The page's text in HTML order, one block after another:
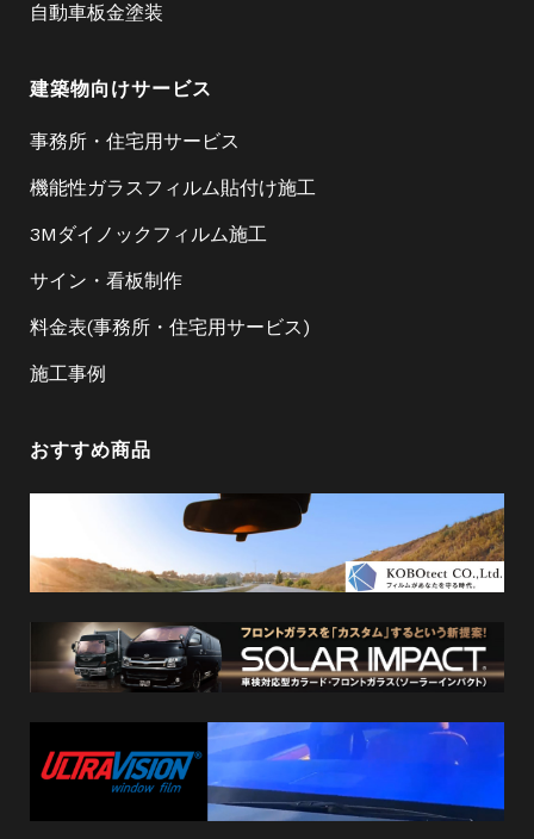
自動車板金塗装
建築物向けサービス
事務所・住宅用サービス
機能性ガラスフィルム貼付け施工
3Mダイノックフィルム施工
サイン・看板制作
料金表(事務所・住宅用サービス)
施工事例
おすすめ商品